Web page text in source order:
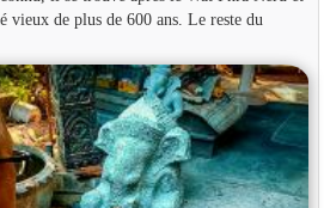
vieux de plus de 600 ans. Le reste du